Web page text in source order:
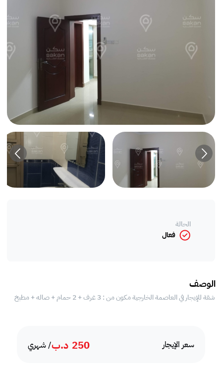
سعر الإيجار 250 د.ب/ شهري
الحالة
فعال
الوصف
شقة للإيجار في العاصمة الخارجية مكون من : 3 غرف + 2 حمام + صاله + مطبخ